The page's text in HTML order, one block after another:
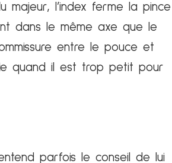
l’index ferme la pince
dans le même axe que le
entre le pouce et
quand il est trop petit pour
parfois le conseil de lui